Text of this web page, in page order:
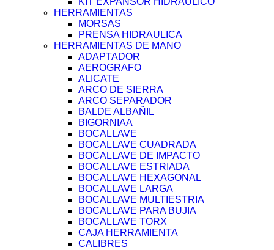
HERRAMIENTAS
MORSAS
PRENSA HIDRAULICA
HERRAMIENTAS DE MANO
ADAPTADOR
AEROGRAFO
ALICATE
ARCO DE SIERRA
ARCO SEPARADOR
BALDE ALBAÑIL
BIGORNIAA
BOCALLAVE
BOCALLAVE CUADRADA
BOCALLAVE DE IMPACTO
BOCALLAVE ESTRIADA
BOCALLAVE HEXAGONAL
BOCALLAVE LARGA
BOCALLAVE MULTIESTRIA
BOCALLAVE PARA BUJIA
BOCALLAVE TORX
CAJA HERRAMIENTA
CALIBRES